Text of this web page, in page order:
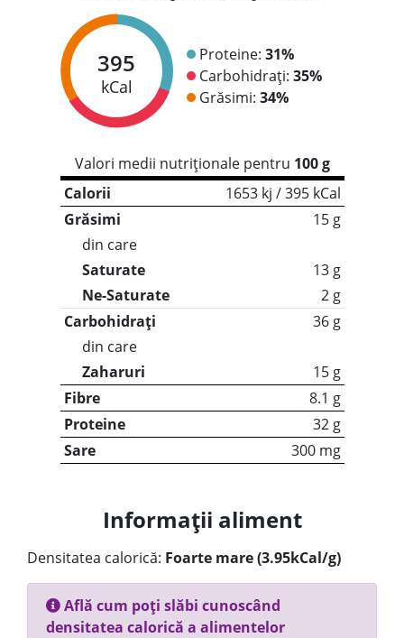
395
kCal
Proteine: 31%
Carbohidrați: 35%
Grăsimi: 34%
Valori medii nutriționale pentru 100 g
Calorii
1653 kj / 395 kCal
Grăsimi
15 g
din care
Saturate
13 g
Ne-Saturate
2 g
Carbohidrați
36 g
din care
Zaharuri
15 g
Fibre
8.1 g
Proteine
32 g
Sare
300 mg
Informații aliment
Densitatea calorică: Foarte mare (3.95kCal/g)
Află cum poți slăbi cunoscând
densitatea calorică a alimentelor